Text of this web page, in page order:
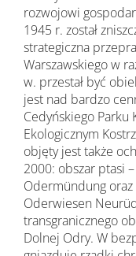
rozwojowi
1945 r. został
strategiczna
Warszawskiego w
w. przestał być
jest nad bardzo
Cedyńskiego Parku
Ekologicznym
objęty jest także
2000: obszar ptasi
Odermündung
Oderwiesen
transgranicznego
Dolnej Odry. W